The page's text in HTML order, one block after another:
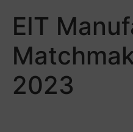
EIT
2023